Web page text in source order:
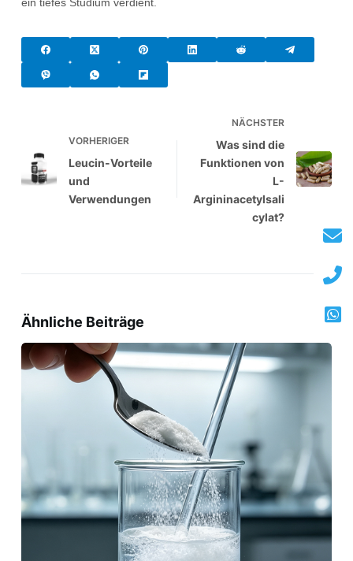
VORHERIGER
Leucin-Vorteile
und
Verwendungen
NÄCHSTER
Was sind die
Funktionen von
L-
Argininacetylsali
cylat?
Ähnliche Beiträge